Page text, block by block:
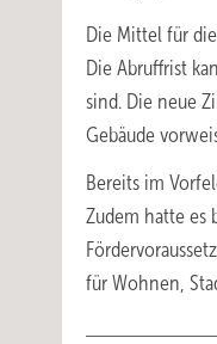
Die Mittel für
Die Abruffrist
sind. Die neue
Gebäude
Bereits im
Zudem hatte es
für Wohnen,